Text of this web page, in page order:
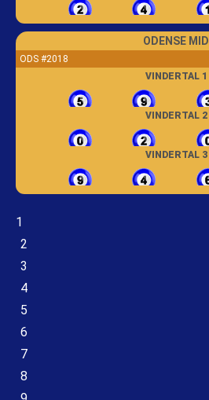
ODENSE MID
ODS #2018
VINDERTAL 1
VINDERTAL 2
VINDERTAL 3
1
2
3
4
5
6
7
8